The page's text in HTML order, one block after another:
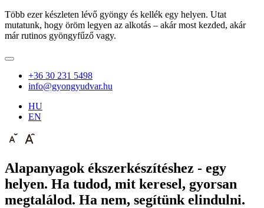
Több ezer készleten lévő gyöngy és kellék egy helyen. Utat
mutatunk, hogy öröm legyen az alkotás – akár most kezded, akár
már rutinos gyöngyfűző vagy.
+36 30 231 5498
info@gyongyudvar.hu
HU
EN
Alapanyagok ékszerkészítéshez - egy
helyen. Ha tudod, mit keresel, gyorsan
megtalálod. Ha nem, segítünk elindulni.